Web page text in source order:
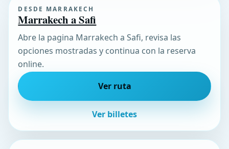
DESDE MARRAKECH
Marrakech a Safi
Abre la pagina Marrakech a Safi, revisa las
opciones mostradas y continua con la reserva
online.
Ver ruta
Ver billetes